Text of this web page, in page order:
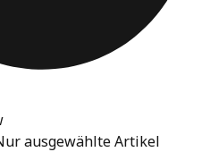
ausgewählte Artikel